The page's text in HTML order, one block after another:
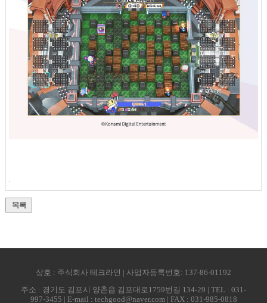
.
상호 : 주식회사 테크라인 | 사업자등록번호: 137-86-01192
주소 : 경기도 김포시 양촌읍 김포대로1759번길 134-29 | TEL : 031-
997-3455 | E-mail : techgood@naver.com | FAX : 031-985-0818